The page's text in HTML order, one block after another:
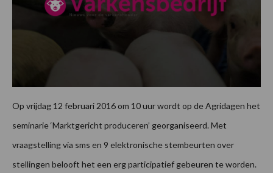
Op vrijdag 12 februari 2016 om 10 uur wordt op de Agridagen het
seminarie ‘Marktgericht produceren’ georganiseerd. Met
vraagstelling via sms en 9 elektronische stembeurten over
stellingen belooft het een erg participatief gebeuren te worden.